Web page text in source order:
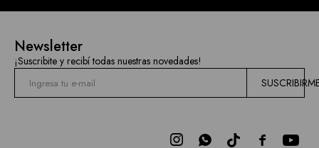
Newsletter
¡Suscribite y recibí todas nuestras novedades!

 